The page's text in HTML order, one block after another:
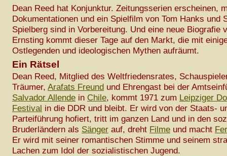
Dean Reed hat Konjunktur. Zeitungsserien erscheinen,
Dokumentationen und ein Spielfilm von Tom Hanks und
Spielberg sind in Vorbereitung. Und eine neue Biografie
Ernsting kommt dieser Tage auf den Markt, die mit
Ostlegenden und ideologischen Mythen aufräumt.
Ein Rätsel
Dean Reed, Mitglied des Weltfriedensrates,
Träumer, Arafats Freund und Ehrengast bei der
Salvador Allende in Chile, kommt 1971 zum Leipziger
Festival in die DDR und bleibt. Er wird von der Staats-
Parteiführung hofiert, tritt im ganzen Land und in den
Bruderländern als Sänger auf, dreht Filme und macht
Er wird mit seiner romantischen Stimme und seinem
Lachen zum Idol der sozialistischen Jugend.